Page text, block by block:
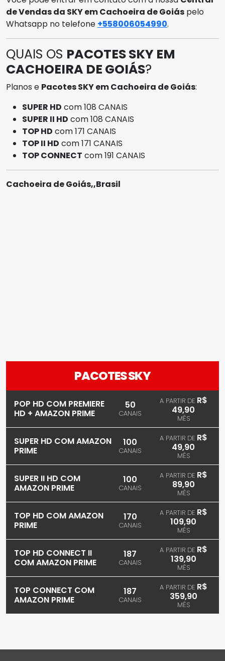
de Vendas da SKY em Cachoeira de Goiás pelo
Whatsapp no telefone +558006054990.
QUAIS OS PACOTES SKY EM
CACHOEIRA DE GOIÁS?
Planos e Pacotes SKY em Cachoeira de Goiás:
SUPER HD com 108 CANAIS
SUPER II HD com 108 CANAIS
TOP HD com 171 CANAIS
TOP II HD com 171 CANAIS
TOP CONNECT com 191 CANAIS
Cachoeira de Goiás,,Brasil
PACOTES SKY
POP HD COM PREMIERE
HD + AMAZON PRIME
50
CANAIS
A PARTIR DE R$
49,90
MÊS
SUPER HD COM AMAZON
PRIME
100
CANAIS
A PARTIR DE R$
49,90
MÊS
SUPER II HD COM
AMAZON PRIME
100
CANAIS
A PARTIR DE R$
89,90
MÊS
TOP HD COM AMAZON
PRIME
170
CANAIS
A PARTIR DE R$
109,90
MÊS
TOP HD CONNECT II
COM AMAZON PRIME
187
CANAIS
A PARTIR DE R$
139,90
MÊS
TOP CONNECT COM
AMAZON PRIME
187
CANAIS
A PARTIR DE R$
359,90
MÊS